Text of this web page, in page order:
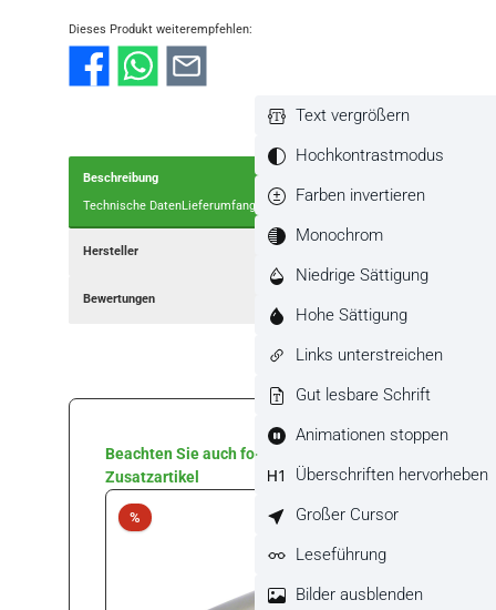
Dieses Produkt weiterempfehlen:
Beschreibung
Technische DatenLieferumfang
Hersteller
Bewertungen
Produktgalerie überspringen
Beachten Sie auch folgende
Zusatzartikel
% Rabatt
Text vergrößern
Hochkontrastmodus
Farben invertieren
Monochrom
Niedrige Sättigung
Hohe Sättigung
Links unterstreichen
Gut lesbare Schrift
Animationen stoppen
Überschriften hervorheben
Großer Cursor
Leseführung
Bilder ausblenden